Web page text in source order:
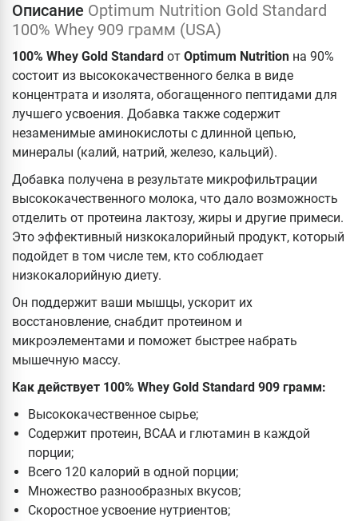
Описание Optimum Nutrition Gold Standard
100% Whey 909 грамм (USA)
100% Whey Gold Standard от Optimum Nutrition на 90%
состоит из высококачественного белка в виде
концентрата и изолята, обогащенного пептидами для
лучшего усвоения. Добавка также содержит
незаменимые аминокислоты с длинной цепью,
минералы (калий, натрий, железо, кальций).
Добавка получена в результате микрофильтрации
высококачественного молока, что дало возможность
отделить от протеина лактозу, жиры и другие примеси.
Это эффективный низкокалорийный продукт, который
подойдет в том числе тем, кто соблюдает
низкокалорийную диету.
Он поддержит ваши мышцы, ускорит их
восстановление, снабдит протеином и
микроэлементами и поможет быстрее набрать
мышечную массу.
Как действует 100% Whey Gold Standard 909 грамм:
Высококачественное сырье;
Содержит протеин, ВСАА и глютамин в каждой
порции;
Всего 120 калорий в одной порции;
Множество разнообразных вкусов;
Скоростное усвоение нутриентов;